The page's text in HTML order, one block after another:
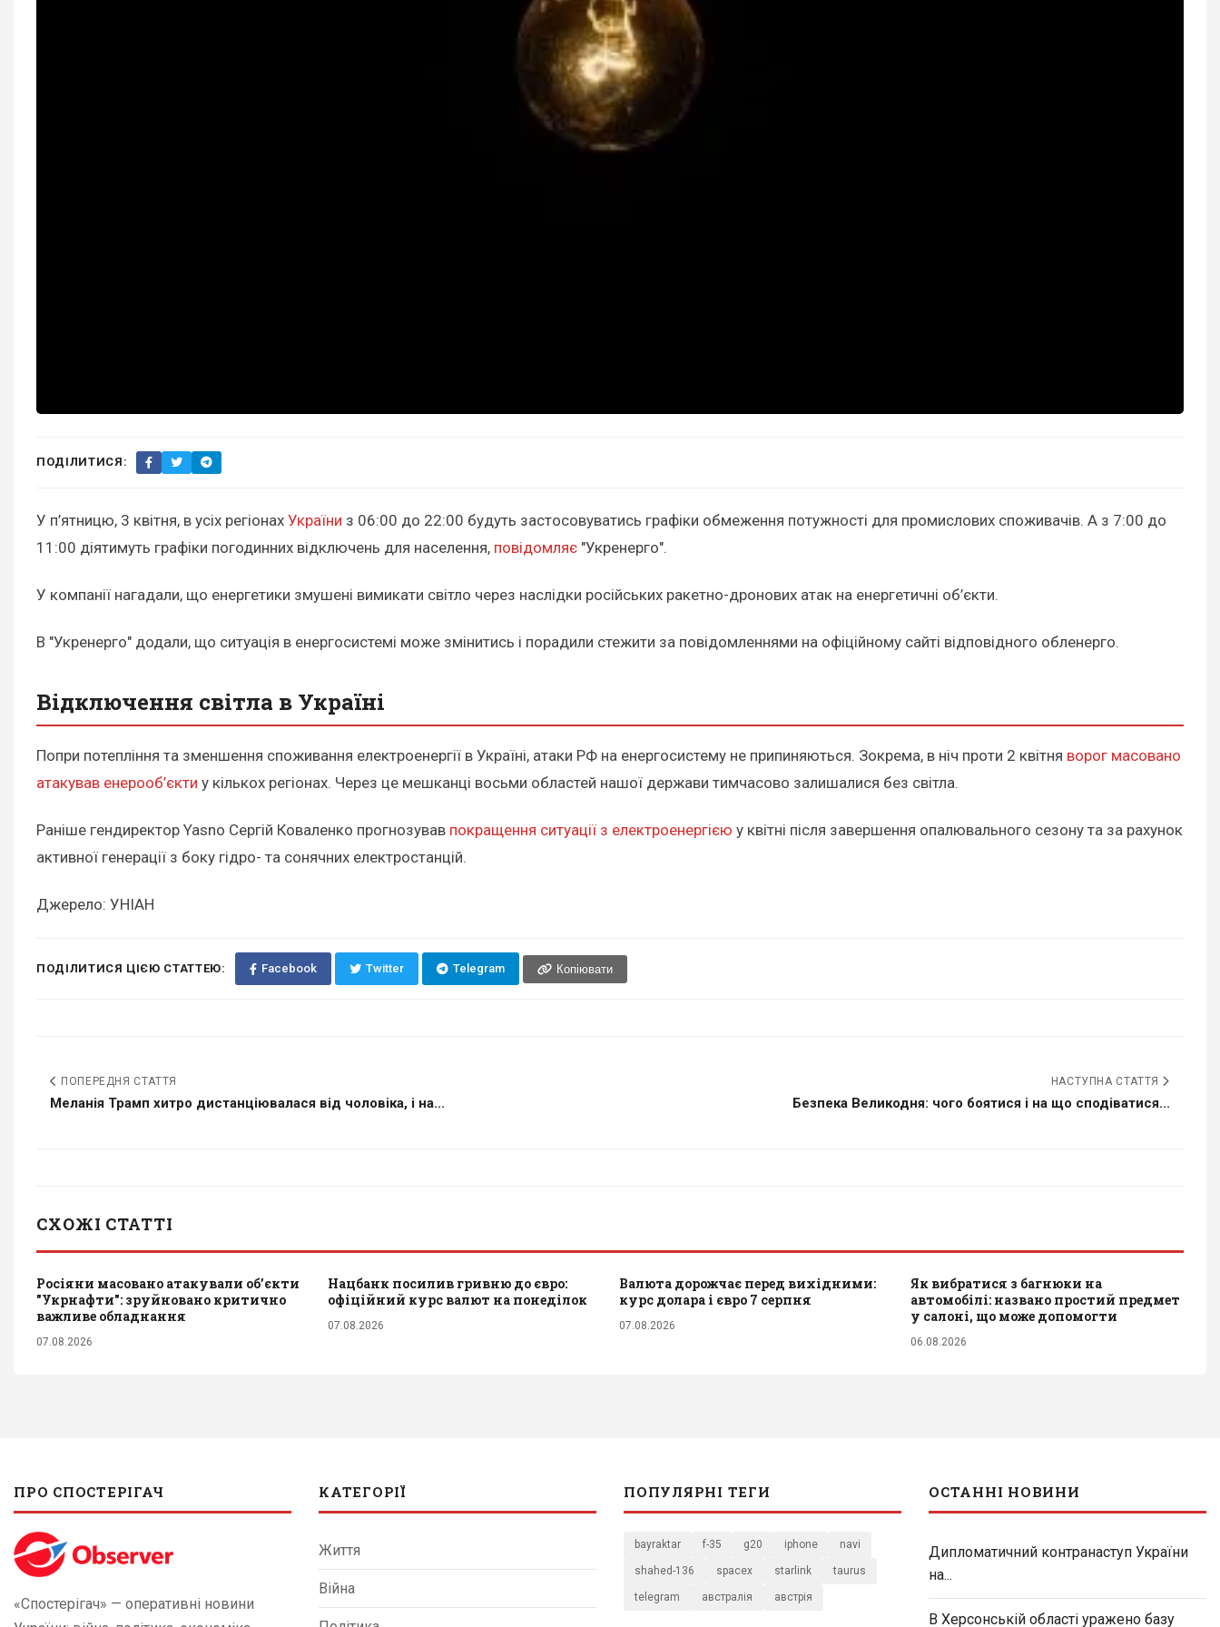
ПОДІЛИТИСЯ:
У п’ятницю, 3 квітня, в усіх регіонах України з 06:00 до 22:00 будуть застосовуватись графіки обмеження потужності для промислових споживачів. А з 7:00 до
11:00 діятимуть графіки погодинних відключень для населення, повідомляє "Укренерго".
У компанії нагадали, що енергетики змушені вимикати світло через наслідки російських ракетно-дронових атак на енергетичні об’єкти.
В "Укренерго" додали, що ситуація в енергосистемі може змінитись і порадили стежити за повідомленнями на офіційному сайті відповідного обленерго.
Відключення світла в Україні
Попри потепління та зменшення споживання електроенергії в Україні, атаки РФ на енергосистему не припиняються. Зокрема, в ніч проти 2 квітня ворог масовано
атакував енерооб’єкти у кількох регіонах. Через це мешканці восьми областей нашої держави тимчасово залишалися без світла.
Раніше гендиректор Yasno Сергій Коваленко прогнозував покращення ситуації з електроенергією у квітні після завершення опалювального сезону та за рахунок
активної генерації з боку гідро- та сонячних електростанцій.
Джерело: УНІАН
ПОДІЛИТИСЯ ЦІЄЮ СТАТТЕЮ: Facebook Twitter Telegram Копіювати
ПОПЕРЕДНЯ СТАТТЯ
Меланія Трамп хитро дистанціювалася від чоловіка, і на...
НАСТУПНА СТАТТЯ
Безпека Великодня: чого боятися і на що сподіватися...
СХОЖІ СТАТТІ
Росіяни масовано атакували обʼєкти
"Укрнафти": зруйновано критично
важливе обладнання
07.08.2026
Нацбанк посилив гривню до євро:
офіційний курс валют на понеділок
07.08.2026
Валюта дорожчає перед вихідними:
курс долара і євро 7 серпня
07.08.2026
Як вибратися з багнюки на
автомобілі: названо простий предмет
у салоні, що може допомогти
06.08.2026
ПРО СПОСТЕРІГАЧ
«Спостерігач» — оперативні новини
КАТЕГОРІЇ
Життя
Війна
ПОПУЛЯРНІ ТЕГИ
bayraktar f-35 g20 iphone navi
shahed-136 spacex starlink taurus
telegram австралія австрія
ОСТАННІ НОВИНИ
Дипломатичний контранаступ України
на...
В Херсонській області уражено базу